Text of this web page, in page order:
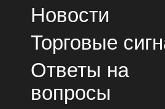
Новости
Торговые
Ответы на
вопросы